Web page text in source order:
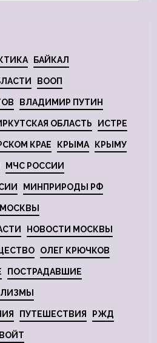
БАЙКАЛ
ВООП
ВЛАДИМИР ПУТИН
ОБЛАСТЬ ИСТРЕ
КРАЕ КРЫМА КРЫМУ
МЧС РОССИИ
МИНПРИРОДЫ РФ
МОСКВЫ
НОВОСТИ МОСКВЫ
ОЛЕГ КРЮЧКОВ
ПОСТРАДАВШИЕ
ПУТЕШЕСТВИЯ РЖД